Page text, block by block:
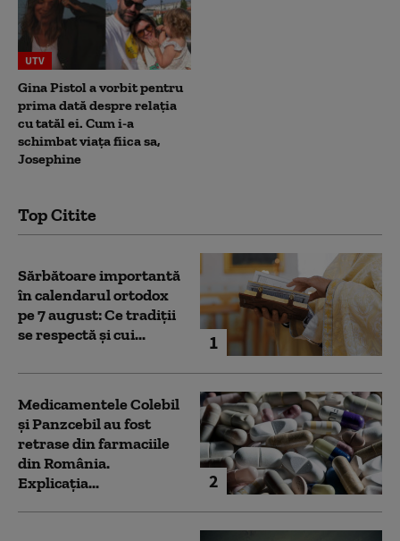
UTV
Gina Pistol a vorbit pentru
prima dată despre relația
cu tatăl ei. Cum i-a
schimbat viața fiica sa,
Josephine
Top Citite
1
Sărbătoare importantă
în calendarul ortodox
pe 7 august: Ce tradiții
se respectă și cui...
2
Medicamentele Colebil
și Panzcebil au fost
retrase din farmaciile
din România.
Explicația...